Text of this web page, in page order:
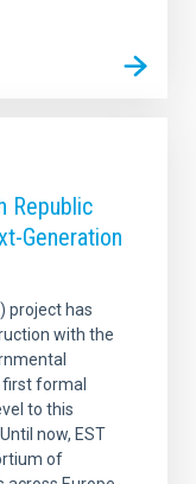
Republic
Generation
project has
with the
first formal
to this
now, EST
of